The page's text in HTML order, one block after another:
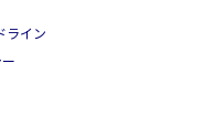
ライン